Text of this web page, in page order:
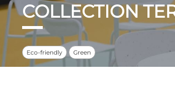
COLLECTION
Eco-friendly Green